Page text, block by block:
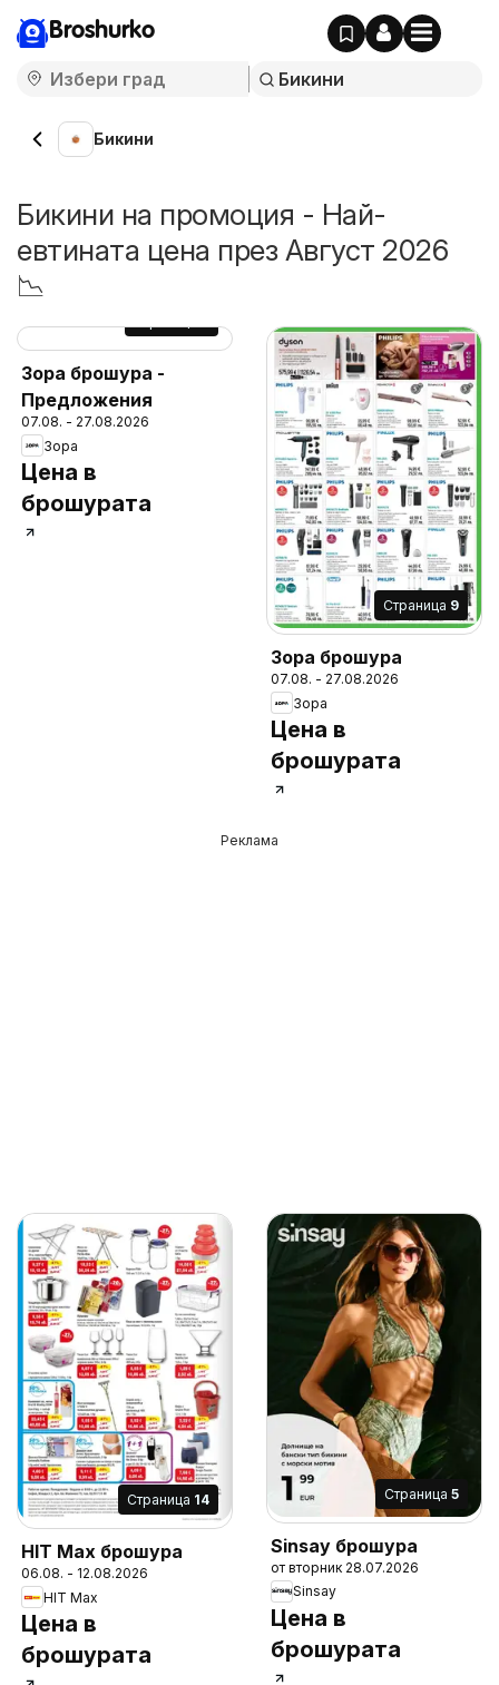
Broshurko
Бикини
Бикини на промоция - Най-
евтината цена през Август 2026
📉
Зора брошура -
Предложения
07.08. - 27.08.2026
Зора
Цена в
брошурата
Cтраница 9
Зора брошура
07.08. - 27.08.2026
Зора
Цена в
брошурата
Реклама
Cтраница 14
HIT Max брошура
06.08. - 12.08.2026
HIT Max
Цена в
брошурата
Cтраница 5
Sinsay брошура
от вторник 28.07.2026
Sinsay
Цена в
брошурата